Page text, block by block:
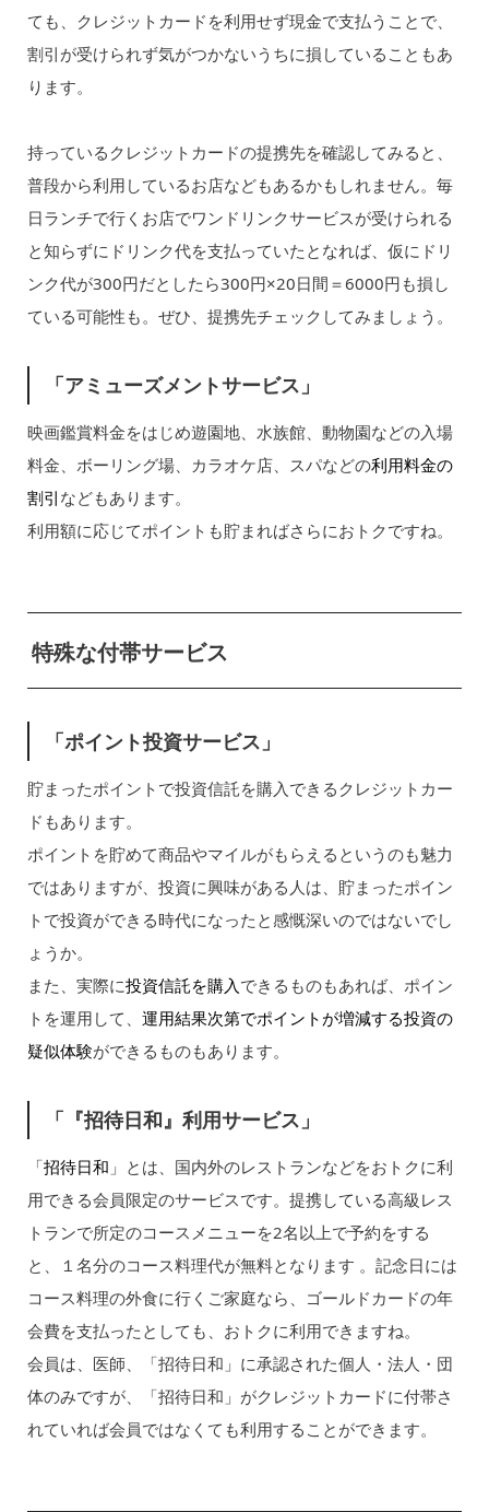
ても、クレジットカードを利用せず現金で支払うことで、
割引が受けられず気がつかないうちに損していることもあ
ります。
持っているクレジットカードの提携先を確認してみると、
普段から利用しているお店などもあるかもしれません。毎
日ランチで行くお店でワンドリンクサービスが受けられる
と知らずにドリンク代を支払っていたとなれば、仮にドリ
ンク代が300円だとしたら300円×20日間＝6000円も損し
ている可能性も。ぜひ、提携先チェックしてみましょう。
「アミューズメントサービス」
映画鑑賞料金をはじめ遊園地、水族館、動物園などの入場
料金、ボーリング場、カラオケ店、スパなどの利用料金の
割引 などもあります。
利用額に応じてポイントも貯まればさらにおトクですね。
特殊な付帯サービス
「ポイント投資サービス」
貯まったポイントで投資信託を購入できるクレジットカー
ドもあります。
ポイントを貯めて商品やマイルがもらえるというのも魅力
ではありますが、投資に興味がある人は、貯まったポイン
トで投資ができる時代になったと感慨深いのではないでし
ょうか。
また、実際に投資信託を購入できるものもあれば、ポイン
トを運用して、 運用結果次第でポイントが増減する投資の
疑似体験ができるものもあります。
「『招待日和』利用サービス」
「招待日和 」とは、国内外のレストランなどをおトクに利
用できる会員限定のサービスです。提携している高級レス
トランで所定のコースメニューを2名以上で予約をする
と、１名分のコース料理代が無料となります 。記念日には
コース料理の外食に行くご家庭なら、ゴールドカードの年
会費を支払ったとしても、おトクに利用できますね。
会員は、医師、「招待日和」に承認された個人・法人・団
体のみですが、「招待日和」がクレジットカードに付帯さ
れていれば会員ではなくても利用することができます。